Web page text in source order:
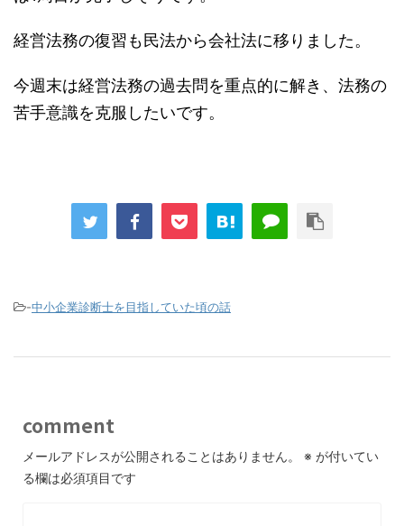
経営法務の復習も民法から会社法に移りました。
今週末は経営法務の過去問を重点的に解き、法務の
苦手意識を克服したいです。
-中小企業診断士を目指していた頃の話
comment
メールアドレスが公開されることはありません。 ※ が付いてい
る欄は必須項目です